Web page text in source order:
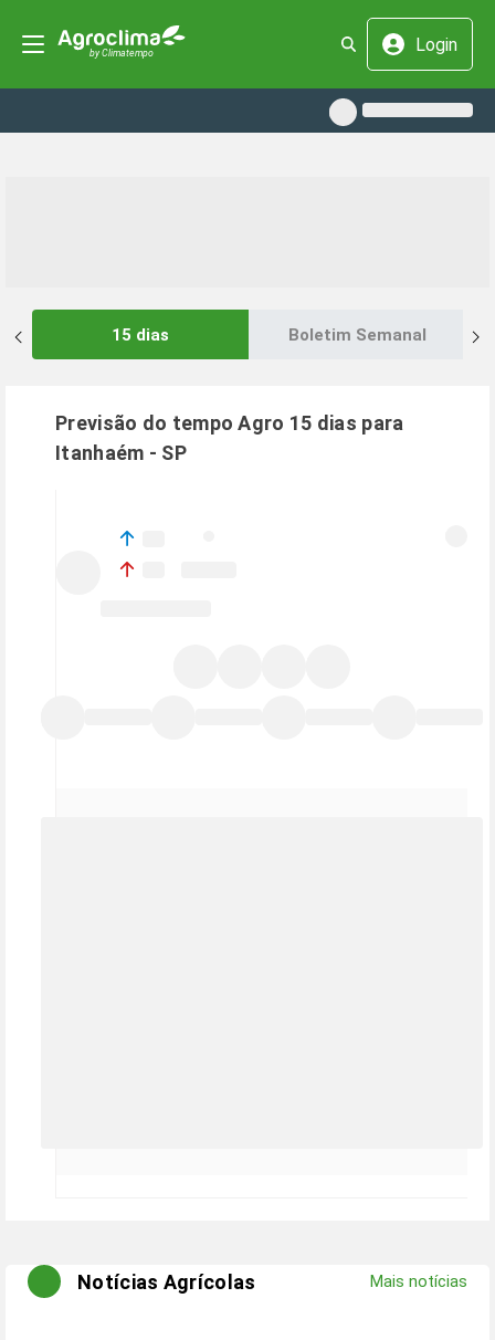
Login
15 dias Boletim Semanal
Previsão do tempo Agro 15 dias para
Itanhaém - SP
Notícias Agrícolas Mais notícias